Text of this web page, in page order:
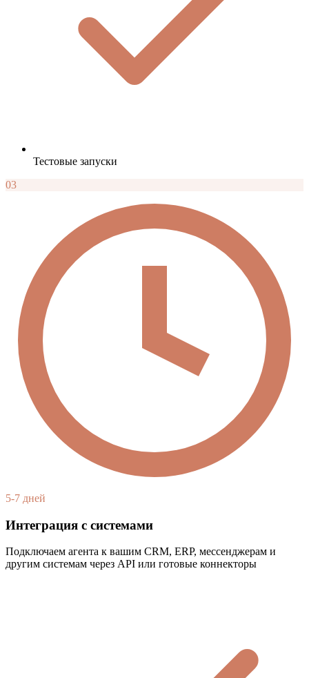
Тестовые запуски
03
5-7 дней
Интеграция с системами
Подключаем агента к вашим CRM, ERP, мессенджерам и
другим системам через API или готовые коннекторы